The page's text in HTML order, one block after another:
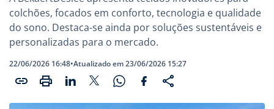
colchões, focados em conforto, tecnologia e qualidade
do sono. Destaca-se ainda por soluções sustentáveis e
personalizadas para o mercado.
22/06/2026 16:48•Atualizado em 23/06/2026 15:27